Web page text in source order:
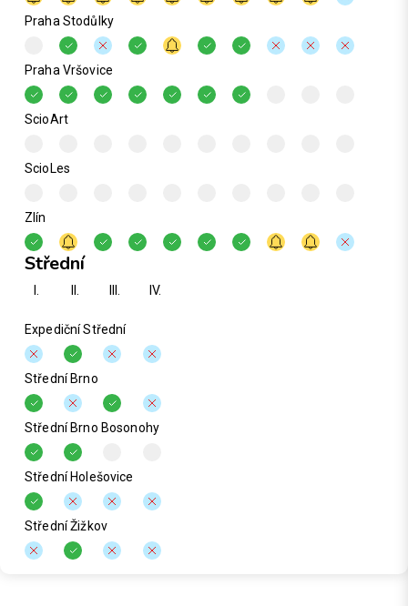
Praha Stodůlky
Praha Vršovice
ScioArt
ScioLes
Zlín
Střední
IV.
Expediční Střední
Střední Brno
Střední Brno Bosonohy
Střední Holešovice
Střední Žižkov